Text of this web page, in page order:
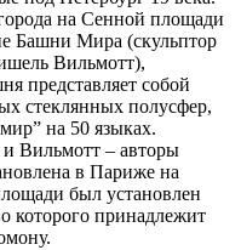
на Сенной площади
Башни Мира (скульптор
Вильмотт),
представляет собой
стеклянных полусфер,
на 50 языках.
и Вильмотт – авторы
в Париже на
был установлен
которого принадлежит